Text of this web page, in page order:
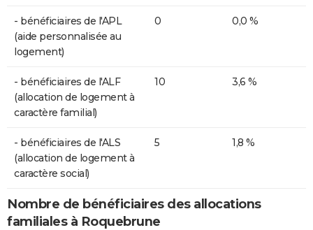
- bénéficiaires de l'APL
(aide personnalisée au
logement)
0 0,0 %
- bénéficiaires de l'ALF
(allocation de logement à
caractère familial)
10 3,6 %
- bénéficiaires de l'ALS
(allocation de logement à
caractère social)
5 1,8 %
Nombre de bénéficiaires des allocations
familiales à Roquebrune